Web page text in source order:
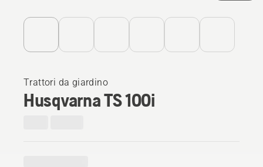
Trattori da giardino
Husqvarna TS 100i